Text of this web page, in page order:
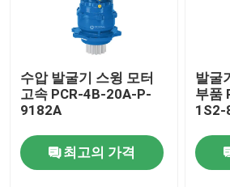
수압 발굴기 스윙 모터
고속 PCR-4B-20A-P-
9182A
최고의 가격
발굴
부품
1S2-